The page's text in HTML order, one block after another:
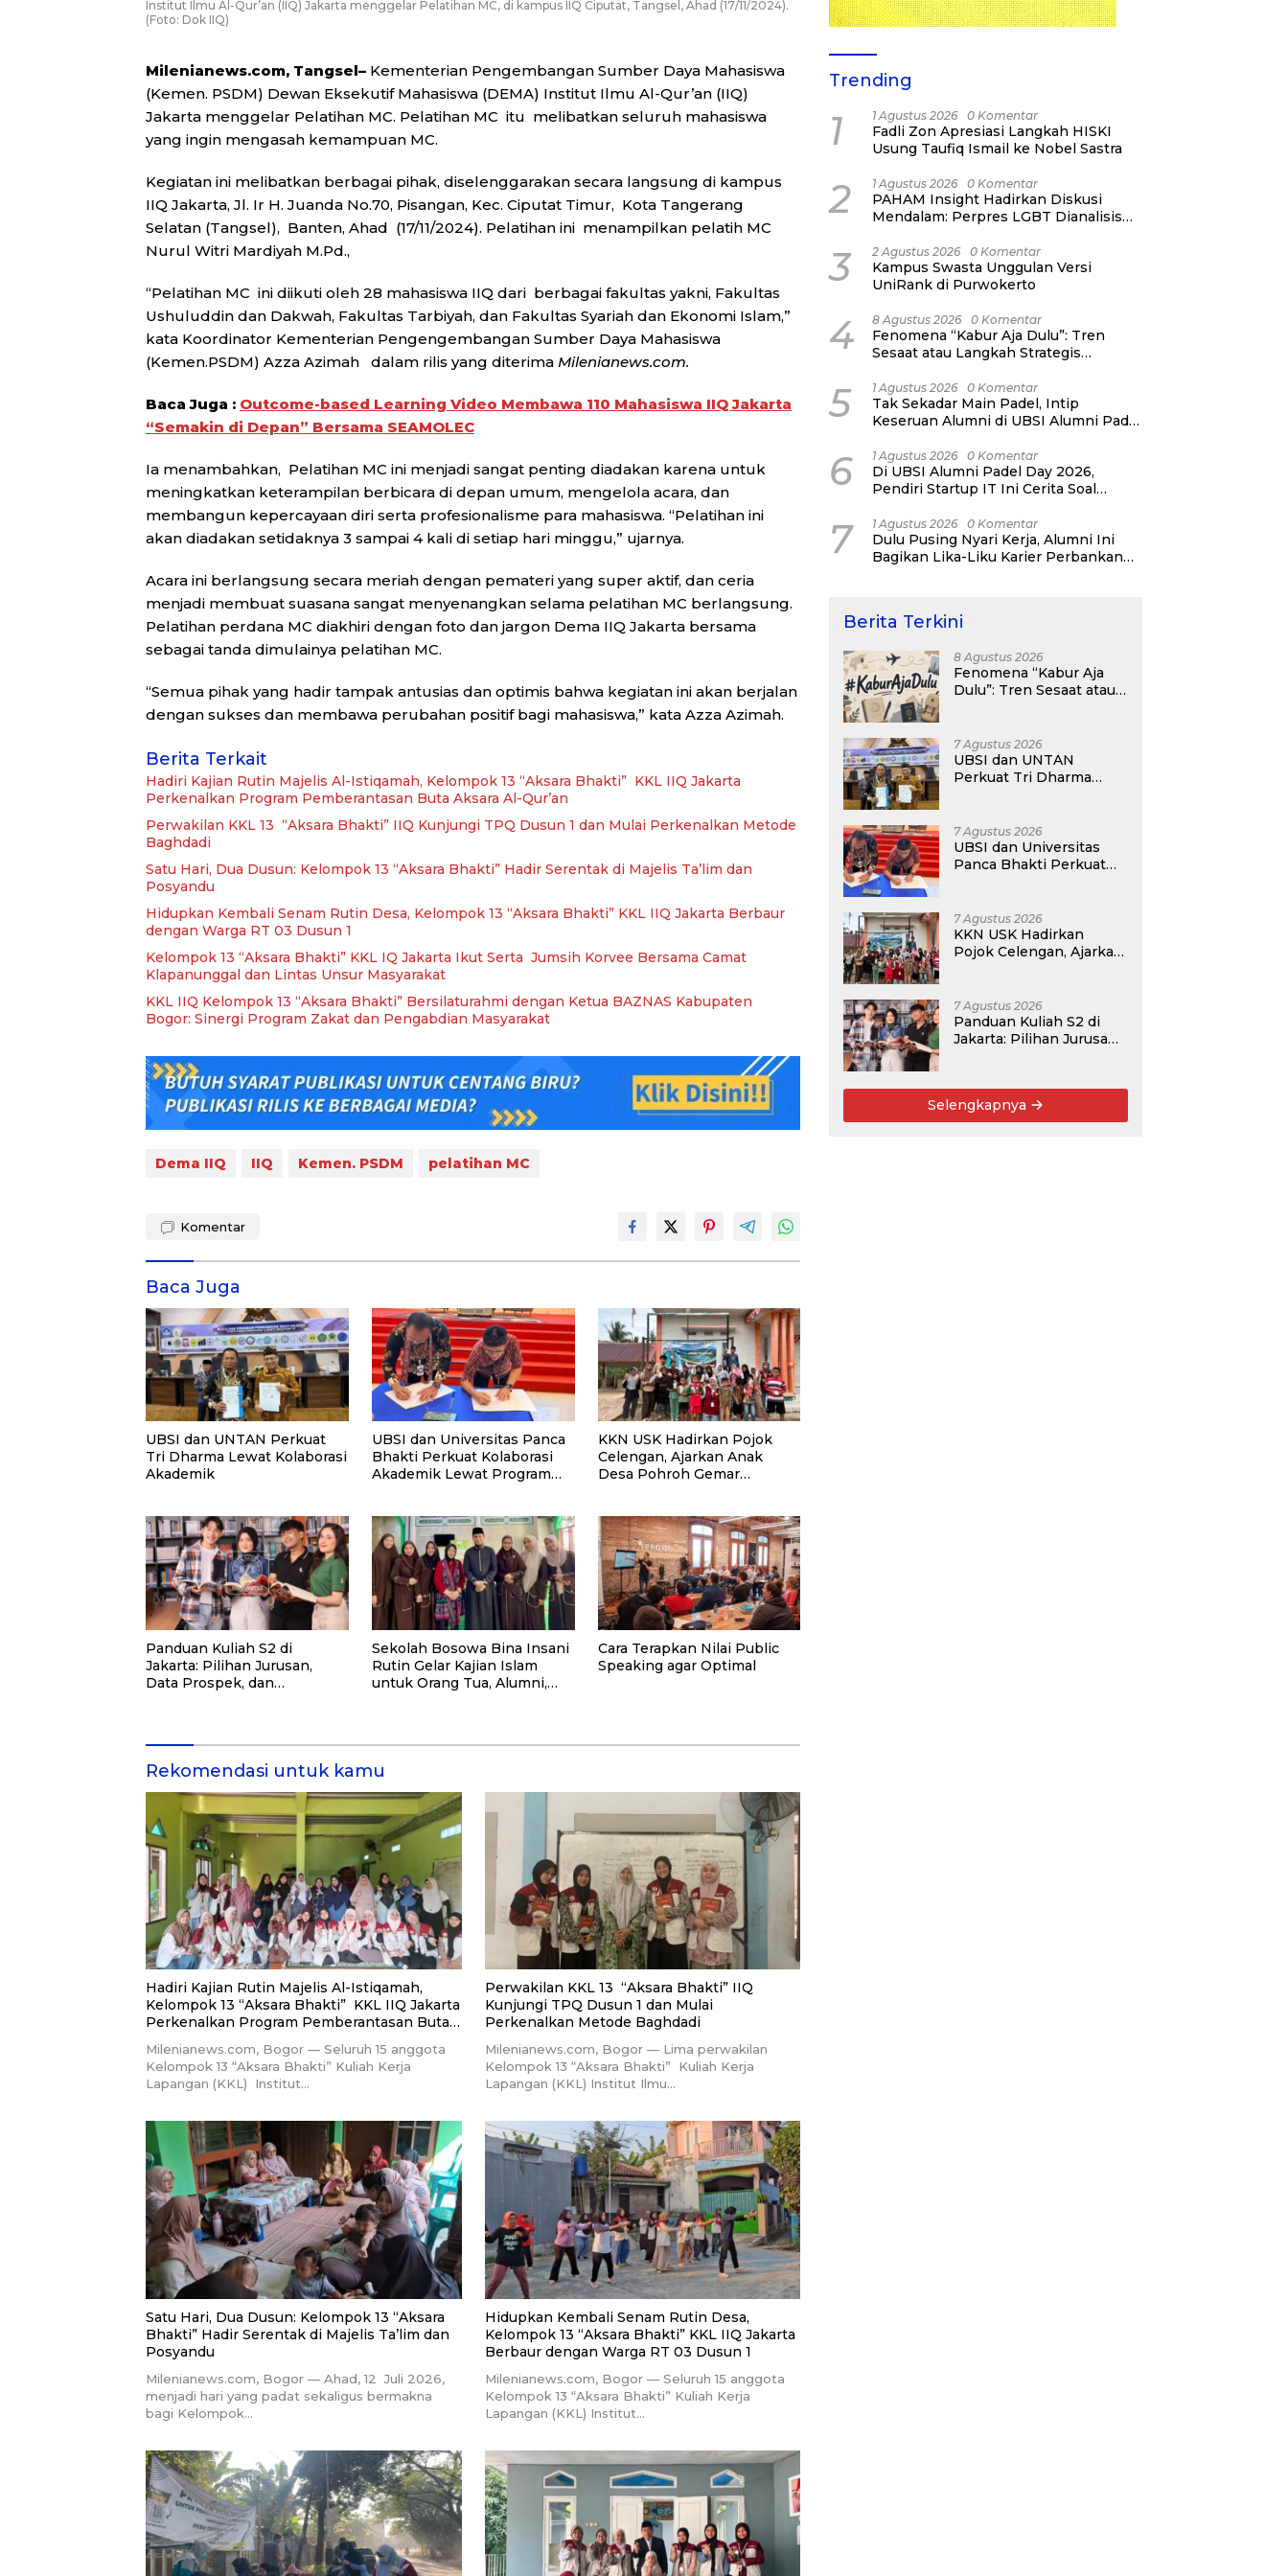
Institut Ilmu Al-Qur’an (IIQ) Jakarta menggelar Pelatihan MC, di kampus IIQ Ciputat, Tangsel, Ahad (17/11/2024).
(Foto: Dok IIQ)
Milenianews.com, Tangsel– Kementerian Pengembangan Sumber Daya Mahasiswa
(Kemen. PSDM) Dewan Eksekutif Mahasiswa (DEMA) Institut Ilmu Al-Qur’an (IIQ)
Jakarta menggelar Pelatihan MC. Pelatihan MC itu melibatkan seluruh mahasiswa
yang ingin mengasah kemampuan MC.
Kegiatan ini melibatkan berbagai pihak, diselenggarakan secara langsung di kampus
IIQ Jakarta, Jl. Ir H. Juanda No.70, Pisangan, Kec. Ciputat Timur, Kota Tangerang
Selatan (Tangsel), Banten, Ahad (17/11/2024). Pelatihan ini menampilkan pelatih MC
Nurul Witri Mardiyah M.Pd.,
“Pelatihan MC ini diikuti oleh 28 mahasiswa IIQ dari berbagai fakultas yakni, Fakultas
Ushuluddin dan Dakwah, Fakultas Tarbiyah, dan Fakultas Syariah dan Ekonomi Islam,”
kata Koordinator Kementerian Pengengembangan Sumber Daya Mahasiswa
(Kemen.PSDM) Azza Azimah dalam rilis yang diterima Milenianews.com.
Baca Juga : Outcome-based Learning Video Membawa 110 Mahasiswa IIQ Jakarta
“Semakin di Depan” Bersama SEAMOLEC
Ia menambahkan, Pelatihan MC ini menjadi sangat penting diadakan karena untuk
meningkatkan keterampilan berbicara di depan umum, mengelola acara, dan
membangun kepercayaan diri serta profesionalisme para mahasiswa. “Pelatihan ini
akan diadakan setidaknya 3 sampai 4 kali di setiap hari minggu,” ujarnya.
Acara ini berlangsung secara meriah dengan pemateri yang super aktif, dan ceria
menjadi membuat suasana sangat menyenangkan selama pelatihan MC berlangsung.
Pelatihan perdana MC diakhiri dengan foto dan jargon Dema IIQ Jakarta bersama
sebagai tanda dimulainya pelatihan MC.
“Semua pihak yang hadir tampak antusias dan optimis bahwa kegiatan ini akan berjalan
dengan sukses dan membawa perubahan positif bagi mahasiswa,” kata Azza Azimah.
Berita Terkait
Hadiri Kajian Rutin Majelis Al-Istiqamah, Kelompok 13 “Aksara Bhakti” KKL IIQ Jakarta
Perkenalkan Program Pemberantasan Buta Aksara Al-Qur’an
Perwakilan KKL 13 “Aksara Bhakti” IIQ Kunjungi TPQ Dusun 1 dan Mulai Perkenalkan Metode
Baghdadi
Satu Hari, Dua Dusun: Kelompok 13 “Aksara Bhakti” Hadir Serentak di Majelis Ta’lim dan
Posyandu
Hidupkan Kembali Senam Rutin Desa, Kelompok 13 “Aksara Bhakti” KKL IIQ Jakarta Berbaur
dengan Warga RT 03 Dusun 1
Kelompok 13 “Aksara Bhakti” KKL IQ Jakarta Ikut Serta Jumsih Korvee Bersama Camat
Klapanunggal dan Lintas Unsur Masyarakat
KKL IIQ Kelompok 13 “Aksara Bhakti” Bersilaturahmi dengan Ketua BAZNAS Kabupaten
Bogor: Sinergi Program Zakat dan Pengabdian Masyarakat
Dema IIQ IIQ Kemen. PSDM pelatihan MC
Komentar
Baca Juga
UBSI dan UNTAN Perkuat
Tri Dharma Lewat Kolaborasi
Akademik
UBSI dan Universitas Panca
Bhakti Perkuat Kolaborasi
Akademik Lewat Program
KKN USK Hadirkan Pojok
Celengan, Ajarkan Anak
Desa Pohroh Gemar
Panduan Kuliah S2 di
Jakarta: Pilihan Jurusan,
Data Prospek, dan
Sekolah Bosowa Bina Insani
Rutin Gelar Kajian Islam
untuk Orang Tua, Alumni,
Cara Terapkan Nilai Public
Speaking agar Optimal
Rekomendasi untuk kamu
Hadiri Kajian Rutin Majelis Al-Istiqamah,
Kelompok 13 “Aksara Bhakti” KKL IIQ Jakarta
Perkenalkan Program Pemberantasan Buta
Milenianews.com, Bogor — Seluruh 15 anggota
Kelompok 13 “Aksara Bhakti” Kuliah Kerja
Lapangan (KKL) Institut…
Perwakilan KKL 13 “Aksara Bhakti” IIQ
Kunjungi TPQ Dusun 1 dan Mulai
Perkenalkan Metode Baghdadi
Milenianews.com, Bogor — Lima perwakilan
Kelompok 13 “Aksara Bhakti” Kuliah Kerja
Lapangan (KKL) Institut Ilmu…
Satu Hari, Dua Dusun: Kelompok 13 “Aksara
Bhakti” Hadir Serentak di Majelis Ta’lim dan
Posyandu
Milenianews.com, Bogor — Ahad, 12 Juli 2026,
menjadi hari yang padat sekaligus bermakna
bagi Kelompok…
Hidupkan Kembali Senam Rutin Desa,
Kelompok 13 “Aksara Bhakti” KKL IIQ Jakarta
Berbaur dengan Warga RT 03 Dusun 1
Milenianews.com, Bogor — Seluruh 15 anggota
Kelompok 13 “Aksara Bhakti” Kuliah Kerja
Lapangan (KKL) Institut…
Trending
1 1 Agustus 2026 0 Komentar
Fadli Zon Apresiasi Langkah HISKI
Usung Taufiq Ismail ke Nobel Sastra
2 1 Agustus 2026 0 Komentar
PAHAM Insight Hadirkan Diskusi
Mendalam: Perpres LGBT Dianalisis
Bukan Ancaman Individual
3 2 Agustus 2026 0 Komentar
Kampus Swasta Unggulan Versi
UniRank di Purwokerto
4 8 Agustus 2026 0 Komentar
Fenomena “Kabur Aja Dulu”: Tren
Sesaat atau Langkah Strategis
5 1 Agustus 2026 0 Komentar
Tak Sekadar Main Padel, Intip
Keseruan Alumni di UBSI Alumni Padel
6 1 Agustus 2026 0 Komentar
Di UBSI Alumni Padel Day 2026,
Pendiri Startup IT Ini Cerita Soal
Network Alumni
7 1 Agustus 2026 0 Komentar
Dulu Pusing Nyari Kerja, Alumni Ini
Bagikan Lika-Liku Karier Perbankan
Berita Terkini
8 Agustus 2026
Fenomena “Kabur Aja
Dulu”: Tren Sesaat atau
Depan?
7 Agustus 2026
UBSI dan UNTAN
Perkuat Tri Dharma
7 Agustus 2026
UBSI dan Universitas
Panca Bhakti Perkuat
7 Agustus 2026
KKN USK Hadirkan
Pojok Celengan, Ajarkan
7 Agustus 2026
Panduan Kuliah S2 di
Jakarta: Pilihan Jurusan,
Selengkapnya